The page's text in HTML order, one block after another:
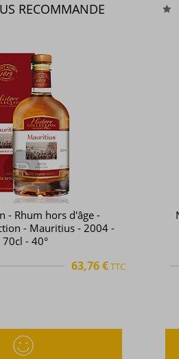
RECOMMANDE
hors d'âge - Beau
2007 - Savoir faire -
70cl - 45°
+
77,75 €TTC